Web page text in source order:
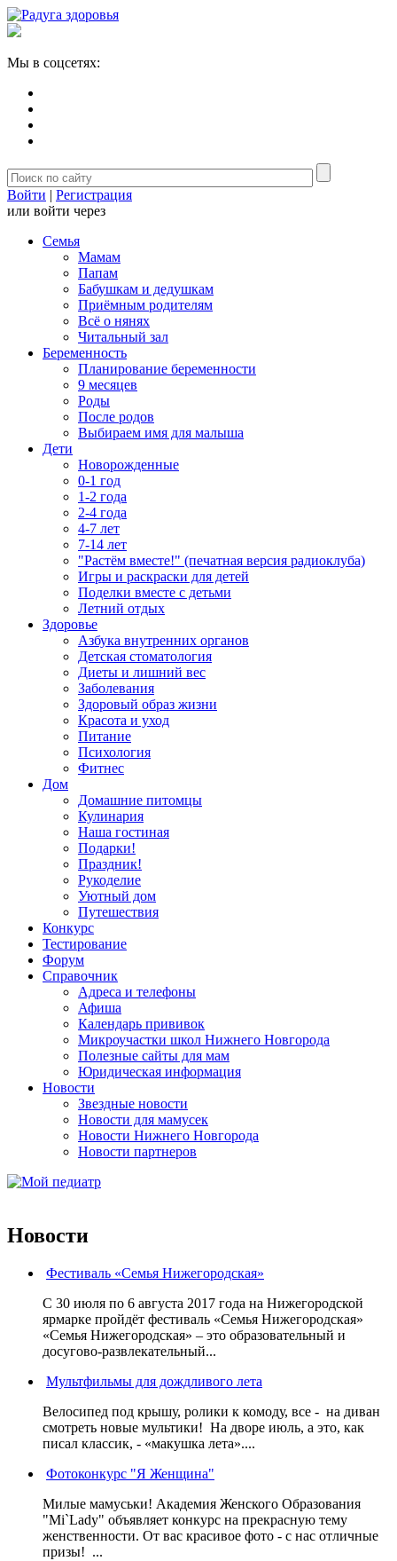
Мы в соцсетях:
Войти | Регистрация
или войти через
Семья
Мамам
Папам
Бабушкам и дедушкам
Приёмным родителям
Всё о нянях
Читальный зал
Беременность
Планирование беременности
9 месяцев
Роды
После родов
Выбираем имя для малыша
Дети
Новорожденные
0-1 год
1-2 года
2-4 года
4-7 лет
7-14 лет
"Растём вместе!" (печатная версия радиоклуба)
Игры и раскраски для детей
Поделки вместе с детьми
Летний отдых
Здоровье
Азбука внутренних органов
Детская стоматология
Диеты и лишний вес
Заболевания
Здоровый образ жизни
Красота и уход
Питание
Психология
Фитнес
Дом
Домашние питомцы
Кулинария
Наша гостиная
Подарки!
Праздник!
Рукоделие
Уютный дом
Путешествия
Конкурс
Тестирование
Форум
Справочник
Адреса и телефоны
Афиша
Календарь прививок
Микроучастки школ Нижнего Новгорода
Полезные сайты для мам
Юридическая информация
Новости
Звездные новости
Новости для мамусек
Новости Нижнего Новгорода
Новости партнеров
Новости
Фестиваль «Семья Нижегородская»
С 30 июля по 6 августа 2017 года на Нижегородской
ярмарке пройдёт фестиваль «Семья Нижегородская»
«Семья Нижегородская» – это образовательный и
досугово-развлекательный...
Мультфильмы для дождливого лета
Велосипед под крышу, ролики к комоду, все - на диван
смотреть новые мультики! На дворе июль, а это, как
писал классик, - «макушка лета»....
Фотоконкурс "Я Женщина"
Милые мамуськи! Академия Женского Образования
"Mi`Lady" объявляет конкурс на прекрасную тему
женственности. От вас красивое фото - с нас отличные
призы! ...